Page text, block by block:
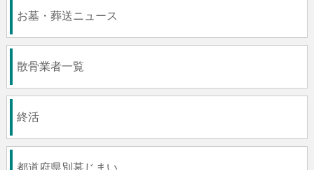
お墓・葬送ニュース
散骨業者一覧
終活